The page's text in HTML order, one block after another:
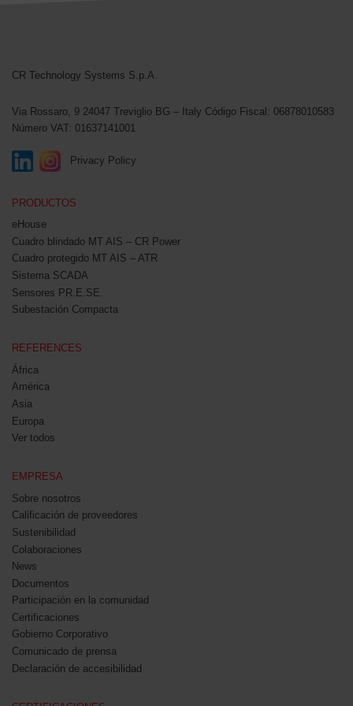
CR Technology Systems S.p.A.
Via Rossaro, 9 24047 Treviglio BG – Italy Código Fiscal: 06878010583
Número VAT: 01637141001
Privacy Policy
PRODUCTOS
eHouse
Cuadro blindado MT AIS – CR Power
Cuadro protegido MT AIS – ATR
Sistema SCADA
Sensores PR.E.SE.
Subestación Compacta
REFERENCES
África
América
Asia
Europa
Ver todos
EMPRESA
Sobre nosotros
Calificación de proveedores
Sustenibilidad
Colaboraciones
News
Documentos
Participación en la comunidad
Certificaciones
Gobierno Corporativo
Comunicado de prensa
Declaración de accesibilidad